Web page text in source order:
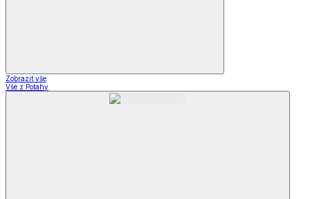
Zobrazit vše
Vše z Potahy